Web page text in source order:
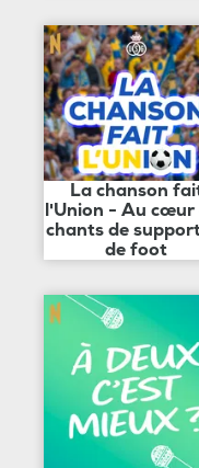
La chanson
l'Union - Au cœur
chants de
de foot